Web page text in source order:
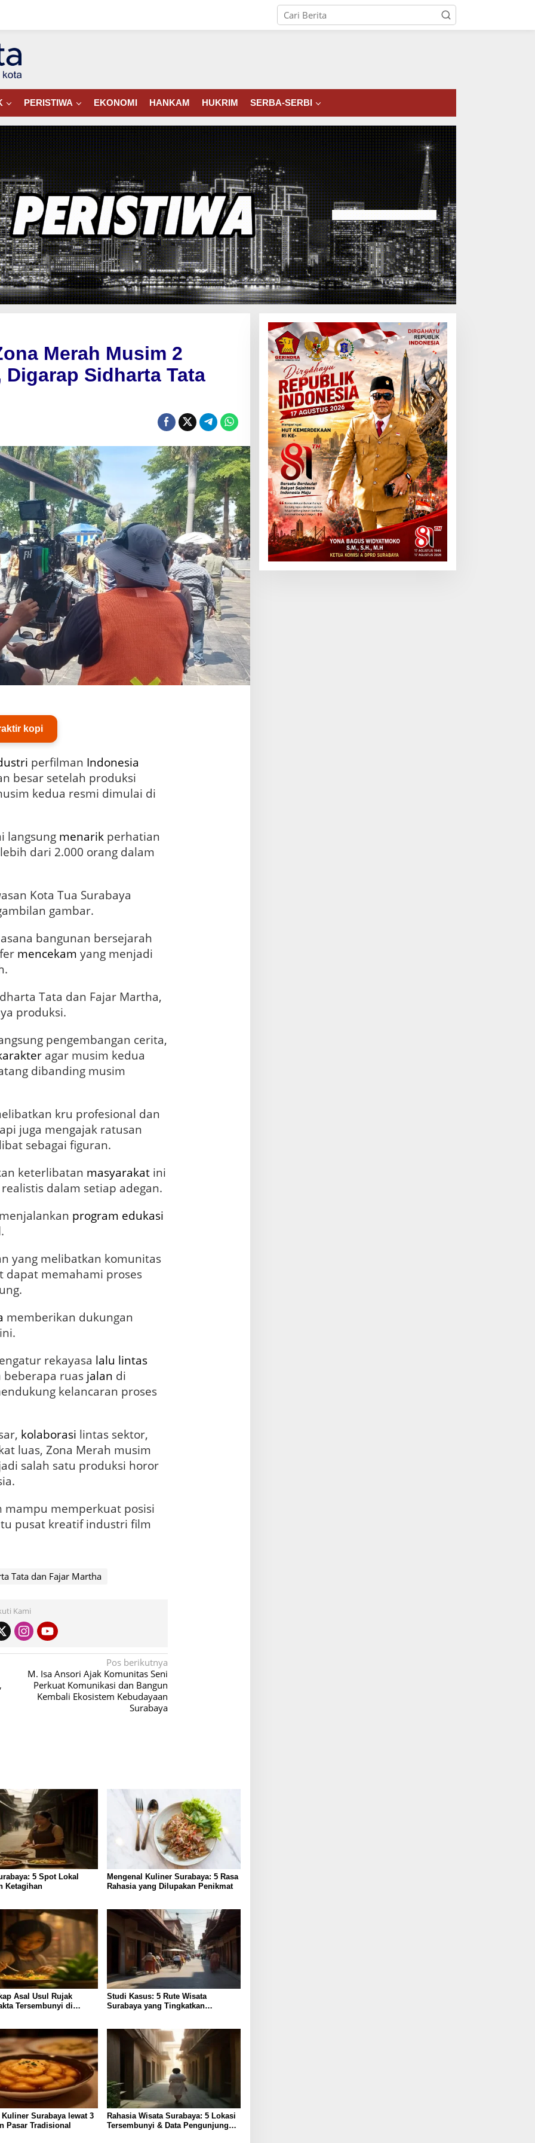
PERISTIWA EKONOMI HANKAM HUKRIM SERBA-SERBI
Merah Musim 2
Sidharta Tata
kopi
perfilman Indonesia
besar setelah produksi
kedua resmi dimulai di
langsung menarikperhatian
dari 2.000 orang dalam
Kota Tua Surabaya
gambar.
bangunan bersejarah
mencekam yang menjadi
Tata dan Fajar Martha,
produksi.
pengembangan cerita,
agar musim kedua
dibanding musim
kru profesional dan
juga mengajak ratusan
sebagai figuran.
keterlibatan masyarakatini
dalam setiap adegan.
program edukasi
yang melibatkan komunitas
dapat memahami proses
memberikan dukungan
rekayasa lalu lintas
ruas jalan di
kelancaran proses
kolaborasi lintas sektor,
luas, Zona Merah musim
salah satu produksi horor
mampu memperkuat posisi
pusat kreatif industri film
Tata dan Fajar Martha
Kami
Pos berikutnya
M. Isa Ansori Ajak Komunitas Seni
Perkuat Komunikasi dan Bangun
Kembali Ekosistem Kebudayaan
Surabaya
5 Spot Lokal
Ketagihan
Mengenal Kuliner Surabaya: 5 Rasa
Rahasia yang Dilupakan Penikmat
Asal Usul Rujak
Tersembunyi di
Studi Kasus: 5 Rute Wisata
Surabaya yang Tingkatkan
Kuliner Surabaya lewat 3
Pasar Tradisional
Rahasia Wisata Surabaya: 5 Lokasi
Tersembunyi & Data Pengunjung